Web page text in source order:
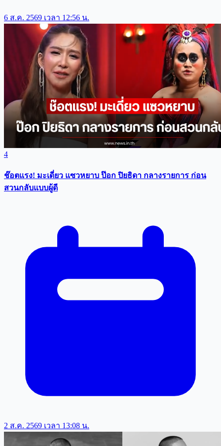
6 ส.ค. 2569 เวลา 12:56 น.
4
ช๊อตแรง! มะเดี่ยว แซวหยาบ ป๊อก ปิยธิดา กลางรายการ ก่อน
สวนกลับแบบผู้ดี
2 ส.ค. 2569 เวลา 13:08 น.